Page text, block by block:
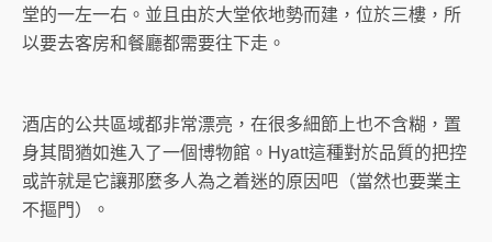
堂的一左一右。並且由於大堂依地勢而建，位於三樓，所
以要去客房和餐廳都需要往下走。
酒店的公共區域都非常漂亮，在很多細節上也不含糊，置
身其間猶如進入了一個博物館。Hyatt這種對於品質的把控
或許就是它讓那麼多人為之着迷的原因吧（當然也要業主
不摳門）。